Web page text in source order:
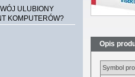
Opis
Symbol
ULUBIONY
KOMPUTERÓW?